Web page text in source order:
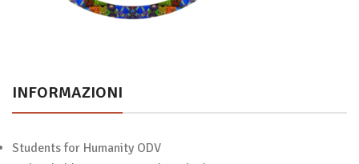
INFORMAZIONI
Students for Humanity ODV